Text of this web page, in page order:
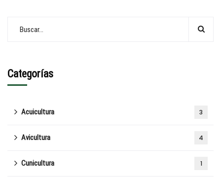
Categorías
Acuicultura 3
Avicultura 4
Cunicultura 1